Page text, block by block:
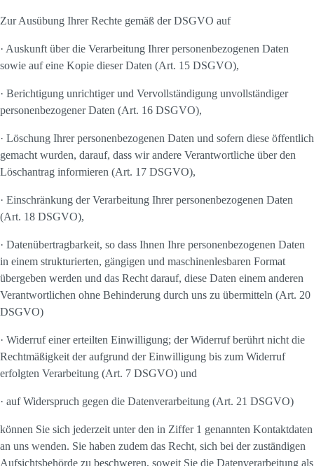
Zur Ausübung Ihrer Rechte gemäß der DSGVO auf
· Auskunft über die Verarbeitung Ihrer personenbezogenen Daten
sowie auf eine Kopie dieser Daten (Art. 15 DSGVO),
· Berichtigung unrichtiger und Vervollständigung unvollständiger
personenbezogener Daten (Art. 16 DSGVO),
· Löschung Ihrer personenbezogenen Daten und sofern diese öffentlich
gemacht wurden, darauf, dass wir andere Verantwortliche über den
Löschantrag informieren (Art. 17 DSGVO),
· Einschränkung der Verarbeitung Ihrer personenbezogenen Daten
(Art. 18 DSGVO),
· Datenübertragbarkeit, so dass Ihnen Ihre personenbezogenen Daten
in einem strukturierten, gängigen und maschinenlesbaren Format
übergeben werden und das Recht darauf, diese Daten einem anderen
Verantwortlichen ohne Behinderung durch uns zu übermitteln (Art. 20
DSGVO)
· Widerruf einer erteilten Einwilligung; der Widerruf berührt nicht die
Rechtmäßigkeit der aufgrund der Einwilligung bis zum Widerruf
erfolgten Verarbeitung (Art. 7 DSGVO) und
· auf Widerspruch gegen die Datenverarbeitung (Art. 21 DSGVO)
können Sie sich jederzeit unter den in Ziffer 1 genannten Kontaktdaten
an uns wenden. Sie haben zudem das Recht, sich bei der zuständigen
Aufsichtsbehörde zu beschweren, soweit Sie die Datenverarbeitung als